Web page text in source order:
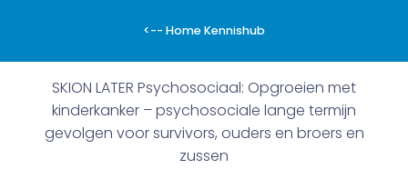
<-- Home Kennishub
SKION LATER Psychosociaal: Opgroeien met
kinderkanker – psychosociale lange termijn
gevolgen voor survivors, ouders en broers en
zussen